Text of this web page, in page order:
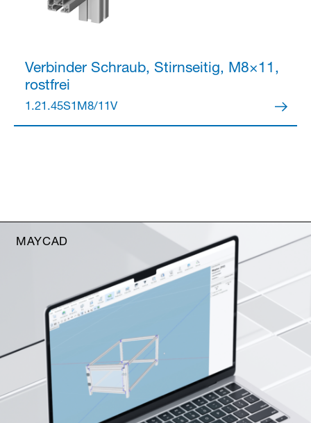
VerbinderSchraub, Stirnseitig, M8×11,
rostfrei
1.21.45S1M8/11V
MAYCAD